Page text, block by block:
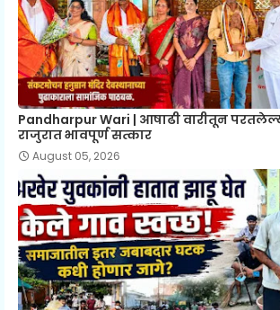
Pandharpur Wari | आषाढी वारीतून
राजुरात भावपूर्ण सत्कार
August 05, 2026